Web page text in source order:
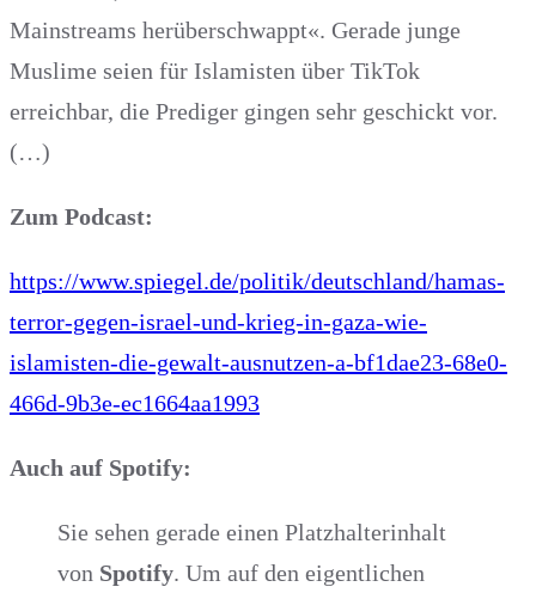
Mainstreams herüberschwappt«. Gerade junge
Muslime seien für Islamisten über TikTok
erreichbar, die Prediger gingen sehr geschickt vor.
(…)
Zum Podcast:
https://www.spiegel.de/politik/deutschland/hamas-
terror-gegen-israel-und-krieg-in-gaza-wie-
islamisten-die-gewalt-ausnutzen-a-bf1dae23-68e0-
466d-9b3e-ec1664aa1993
Auch auf Spotify:
Sie sehen gerade einen Platzhalterinhalt
von Spotify. Um auf den eigentlichen